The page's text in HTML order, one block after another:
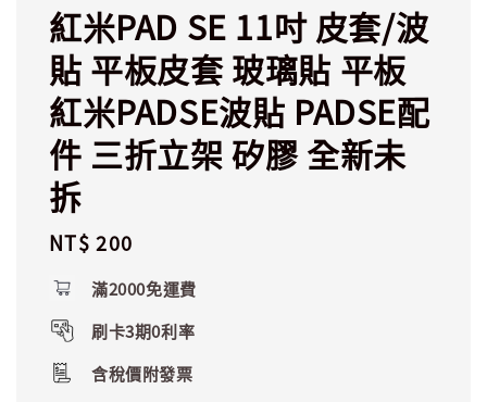
紅米PAD SE 11吋 皮套/波
貼 平板皮套 玻璃貼 平板
紅米PADSE波貼 PADSE配
件 三折立架 矽膠 全新未
拆
Regular
NT$ 200
滿2000免運費
刷卡3期0利率
含稅價附發票